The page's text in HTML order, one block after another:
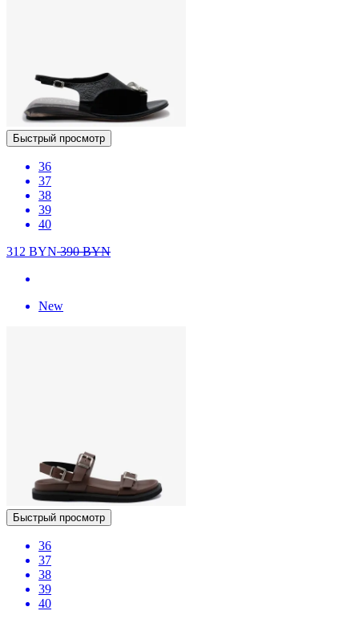
Быстрый просмотр
36
37
38
39
40
312 BYN390BYN
New
Быстрый просмотр
36
37
38
39
40